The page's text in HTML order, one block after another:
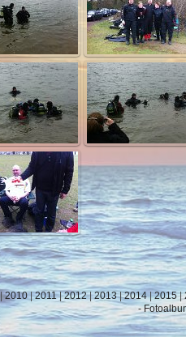
|2010|2011|2012|2013|2014 |2015|
-